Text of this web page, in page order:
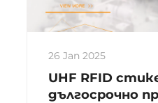
26 Jan 2025
UHF RFID
дългосрочно